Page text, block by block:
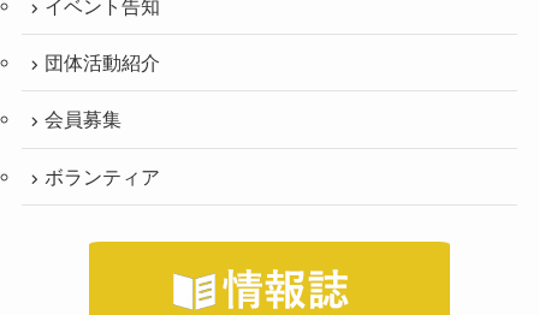
イベント告知
団体活動紹介
会員募集
ボランティア